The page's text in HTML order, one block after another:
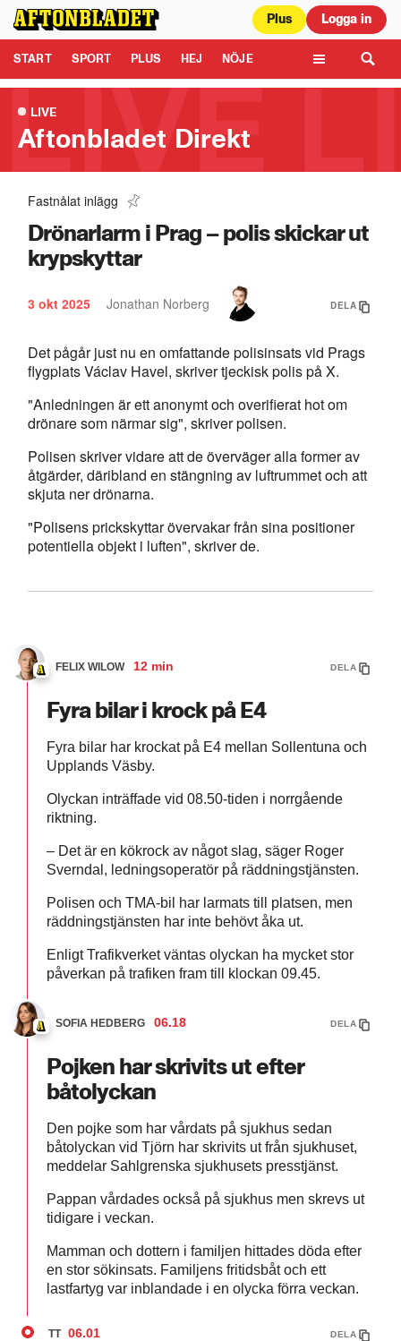
Plus Logga in
START SPORT PLUS HEJ NÖJE
Aftonbladet är en del av Schibsted Media. Schibsted News Media AB är
ansvarig för dina data på denna webbplats.Läs mer här
Tipsa oss
LIVE
Aftonbladet Direkt
Uppgifter: Jakt på gärningsman – på samma ö
0:33
Fastnålat inlägg
Drönarlarm i Prag – polis skickar ut
krypskyttar
3 okt 2025 Jonathan Norberg DELA
Det pågår just nu en omfattande polisinsats vid Prags
flygplats Václav Havel, skriver tjeckisk polis på X.
"Anledningen är ett anonymt och overifierat hot om
drönare som närmar sig", skriver polisen.
Polisen skriver vidare att de överväger alla former av
åtgärder, däribland en stängning av luftrummet och att
skjuta ner drönarna.
"Polisens prickskyttar övervakar från sina positioner
potentiella objekt i luften", skriver de.
FELIX WILOW 12 min DELA
Fyra bilar i krock på E4
Fyra bilar har krockat på E4 mellan Sollentuna och
Upplands Väsby.
Olyckan inträffade vid 08.50-tiden i norrgående
riktning.
– Det är en kökrock av något slag, säger Roger
Sverndal, ledningsoperatör på räddningstjänsten.
Polisen och TMA-bil har larmats till platsen, men
räddningstjänsten har inte behövt åka ut.
Enligt Trafikverket väntas olyckan ha mycket stor
påverkan på trafiken fram till klockan 09.45.
SOFIA HEDBERG 06.18 DELA
Pojken har skrivits ut efter
båtolyckan
Den pojke som har vårdats på sjukhus sedan
båtolyckan vid Tjörn har skrivits ut från sjukhuset,
meddelar Sahlgrenska sjukhusets presstjänst.
Pappan vårdades också på sjukhus men skrevs ut
tidigare i veckan.
Mamman och dottern i familjen hittades döda efter
en stor sökinsats. Familjens fritidsbåt och ett
lastfartyg var inblandade i en olycka förra veckan.
TT 06.01 DELA